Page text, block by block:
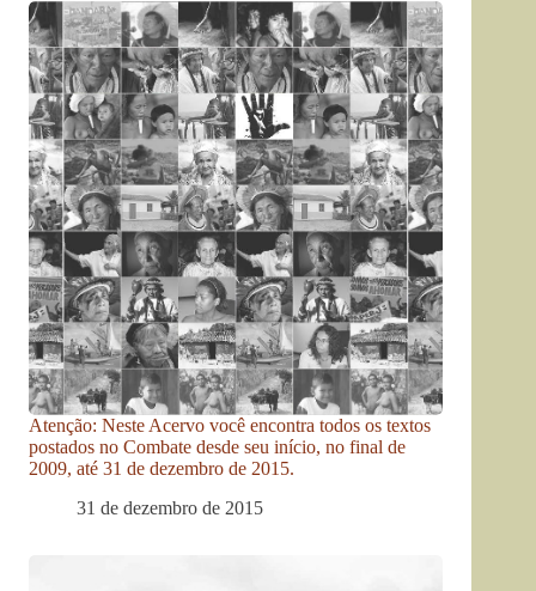
Atenção: Neste Acervo você encontra todos os textos
postados no Combate desde seu início, no final de
2009, até 31 de dezembro de 2015.
31 de dezembro de 2015